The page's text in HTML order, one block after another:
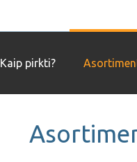
Kaip pirkti?